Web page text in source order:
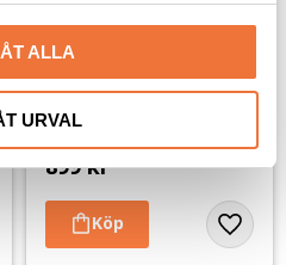
ALLA
URVAL
till i favoriter
hundvagn Safari
Reservdel
899kr
Lägg